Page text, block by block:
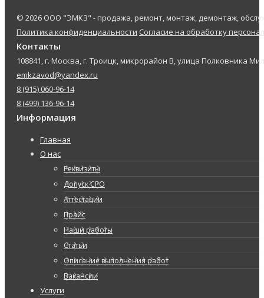
© 2026 ООО "ЭМКЗ" - продажа, ремонт, монтаж, демонтаж,
Политика конфиденциальности Согласие на обработку
Контакты
108841, г. Москва, г. Троицк, микрорайон В, улица Полковника
emkzavod@yandex.ru
8 (915) 060-96-14
8 (499) 136-96-14
Информация
Главная
О нас
Реквизиты
Допуск СРО
Аттестации
Прайс
Наши работы
Статьи
Описание выполнения работ
Вакансии
Услуги